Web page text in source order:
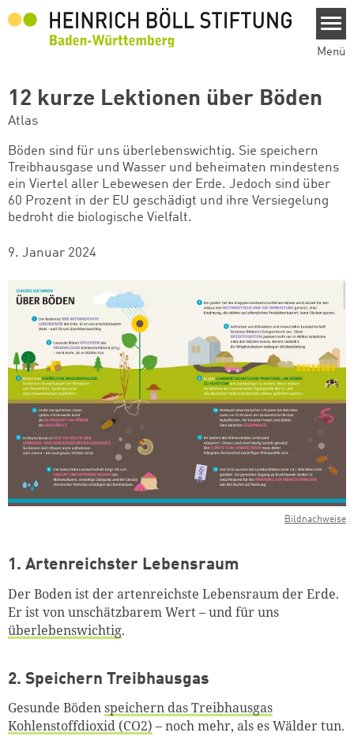
Menü
12 kurze Lektionen über Böden
Atlas
Böden sind für uns überlebenswichtig. Sie speichern
Treibhausgase und Wasser und beheimaten mindestens
ein Viertel aller Lebewesen der Erde. Jedoch sind über
60 Prozent in der EU geschädigt und ihre Versiegelung
bedroht die biologische Vielfalt.
9. Januar 2024
Bildnachweise
1. Artenreichster Lebensraum
Der Boden ist der artenreichste Lebensraum der Erde.
Er ist von unschätzbarem Wert – und für uns
überlebenswichtig.
2. Speichern Treibhausgas
Gesunde Bödenspeichern das Treibhausgas
Kohlenstoffdioxid (CO2) – noch mehr, als es Wälder tun.